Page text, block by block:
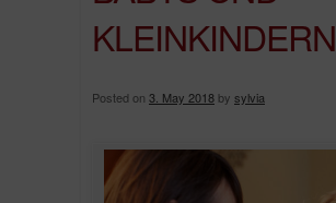
KLEINKINDERN
Posted on 3. May 2018 by sylvia